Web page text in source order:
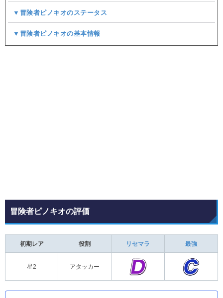
▼冒険者ピノキオのステータス
▼冒険者ピノキオの基本情報
冒険者ピノキオの評価
初期レア 役割 リセマラ 最強
星2 アタッカー